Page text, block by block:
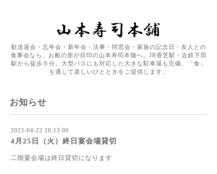
歓送迎会・忘年会・新年会・法事・同窓会・家族の記念日・友人との
食事会なら、お船の形が目印の山本寿司本舗へ。JR香芝駅・近鉄下田
駅から徒歩５分。大型バスにも対応した大きな駐車場も完備。「食」
を通して楽しいひとときをご提供します。
お知らせ
2023-04-22 16:13:00
4月25日（火）終日宴会場貸切
二階宴会場は終日貸切になります